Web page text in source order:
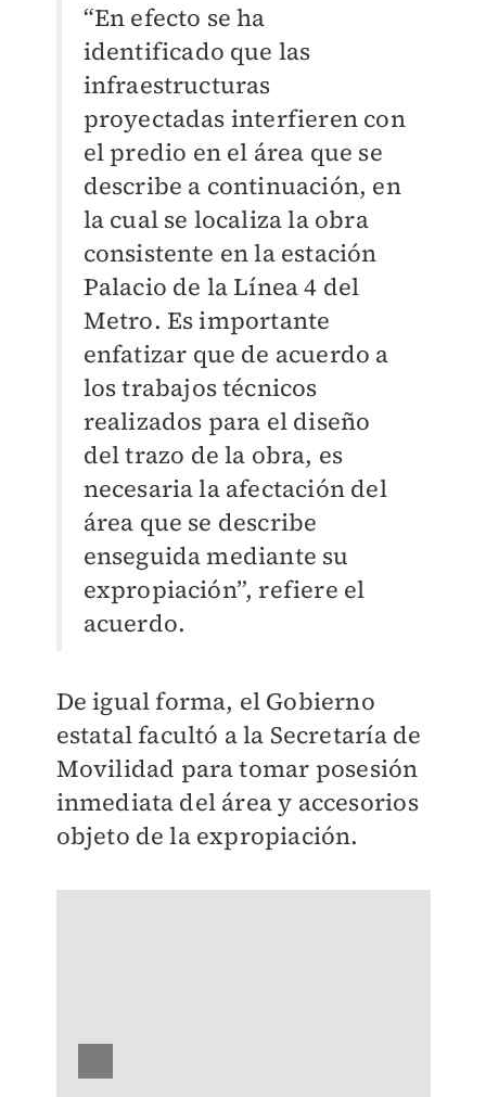
“En efecto se ha
identificado que las
infraestructuras
proyectadas interfieren con
el predio en el área que se
describe a continuación, en
la cual se localiza la obra
consistente en la estación
Palacio de la Línea 4 del
Metro. Es importante
enfatizar que de acuerdo a
los trabajos técnicos
realizados para el diseño
del trazo de la obra, es
necesaria la afectación del
área que se describe
enseguida mediante su
expropiación”, refiere el
acuerdo.
De igual forma, el Gobierno
estatal facultó a la Secretaría de
Movilidad para tomar posesión
inmediata del área y accesorios
objeto de la expropiación.